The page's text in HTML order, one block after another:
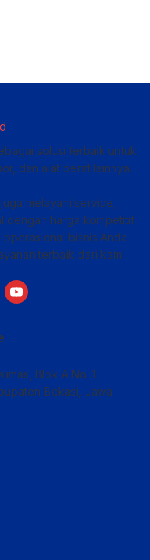
solusi terbaik untuk
dan alat berat lainnya.
melayani service,
dengan harga kompetitif
bisnis Anda
terbaik dari kami
Blok A No. 1,
Bekasi, Jawa